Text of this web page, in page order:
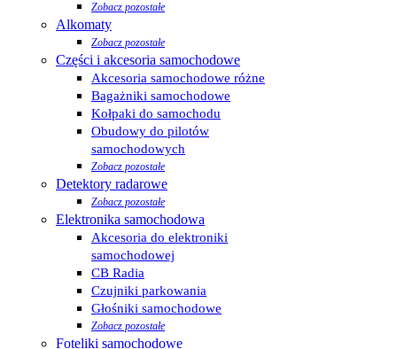
Zobacz pozostałe
Alkomaty
Zobacz pozostałe
Części i akcesoria samochodowe
Akcesoria samochodowe różne
Bagażniki samochodowe
Kołpaki do samochodu
Obudowy do pilotów
samochodowych
Zobacz pozostałe
Detektory radarowe
Zobacz pozostałe
Elektronika samochodowa
Akcesoria do elektroniki
samochodowej
CB Radia
Czujniki parkowania
Głośniki samochodowe
Zobacz pozostałe
Foteliki samochodowe